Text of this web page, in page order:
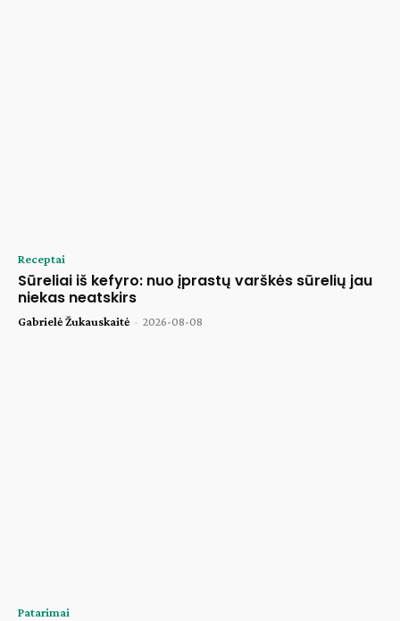
Receptai
Sūreliai iš kefyro: nuo įprastų varškės sūrelių jau
niekas neatskirs
Gabrielė Žukauskaitė - 2026-08-08
Patarimai